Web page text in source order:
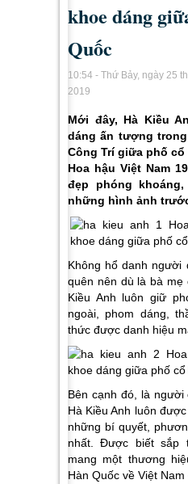
khoe dáng
Quốc
10:54 - Thứ Bảy, ngày 25
2019
Mới đây, Hà Kiều
dáng ấn tượng
Công Trí giữa phố cổ
Hoa hậu Việt Nam
đẹp phóng
những hình ảnh
Không hổ danh người
quên nên dù là bà mẹ
Kiều Anh luôn giữ
ngoài, phom dáng,
thức được danh hiệu
Bên cạnh đó, là người
Hà Kiều Anh luôn
những bí quyết,
nhất. Được biết sắp
mang một thương
Hàn Quốc về Việt